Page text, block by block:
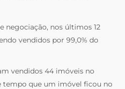
negociação, nos últimos 12
vendidos por 99,0% do
vendidos 44 imóveis no
tempo que um imóvel ficou no